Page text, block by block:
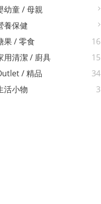
幼童 / 母親
養保健
果 / 零食
16
用清潔 / 廚具
15
/ 精品
34
活小物
3